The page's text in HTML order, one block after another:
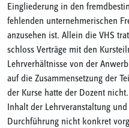
Eingliederung in den
fehlenden unternehmerischen
anzusehen ist. Allein die VHS
schloss Verträge mit den
Lehrverhältnisse von der
auf die Zusammensetzung der
der Kurse hatte der Dozent
Inhalt der Lehrveranstaltung
Durchführung nicht konkret